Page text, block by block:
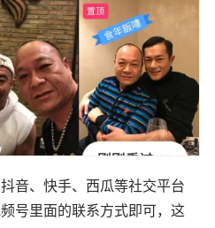
音、快手、西瓜等社交平台
号里面的联系方式即可，这